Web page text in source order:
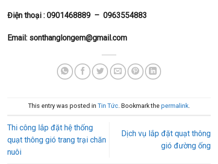
Điện thoại : 0901468889 – 0963554883
Email: sonthanglongem@gmail.com
This entry was posted in Tin Tức. Bookmark the permalink.
Thi công lắp đặt hệ thống
quạt thông gió trang trại chăn
nuôi
Dịch vụ lắp đặt quạt thông
gió đường ống